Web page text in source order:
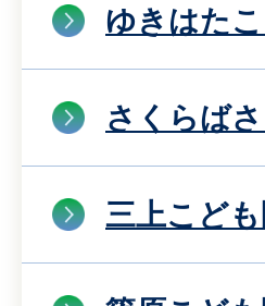
ゆきはた
さくらば
三上こども